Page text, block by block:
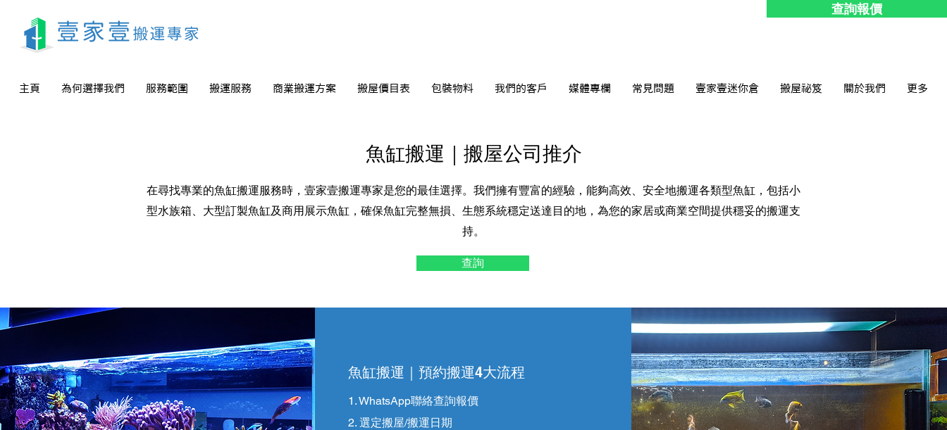
查詢報價
主頁 為何選擇我們 服務範圍 搬運服務 商業搬運方案 搬屋價目表 包裝物料 我們的客戶 媒體專欄 常見問題 壹家壹迷你倉 搬屋祕笈 關於我們 更多
魚缸搬運｜搬屋公司推介
在尋找專業的魚缸搬運服務時，壹家壹搬運專家是您的最佳選擇。我們擁有豐富的經驗，能夠高效、安全地搬運各類型魚缸，包括小
型水族箱、大型訂製魚缸及商用展示魚缸，確保魚缸完整無損、生態系統穩定送達目的地，為您的家居或商業空間提供穩妥的搬運支
持。
查詢
魚缸搬運｜預約搬運4大流程
1. WhatsApp聯絡查詢報價
2. 選定搬屋/搬運日期